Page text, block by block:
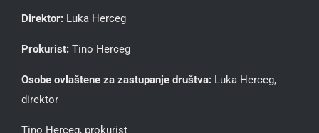
Direktor: Luka Herceg
Prokurist: Tino Herceg
Osobe ovlaštene za zastupanje društva: Luka Herceg,
direktor
Tino Herceg, prokurist